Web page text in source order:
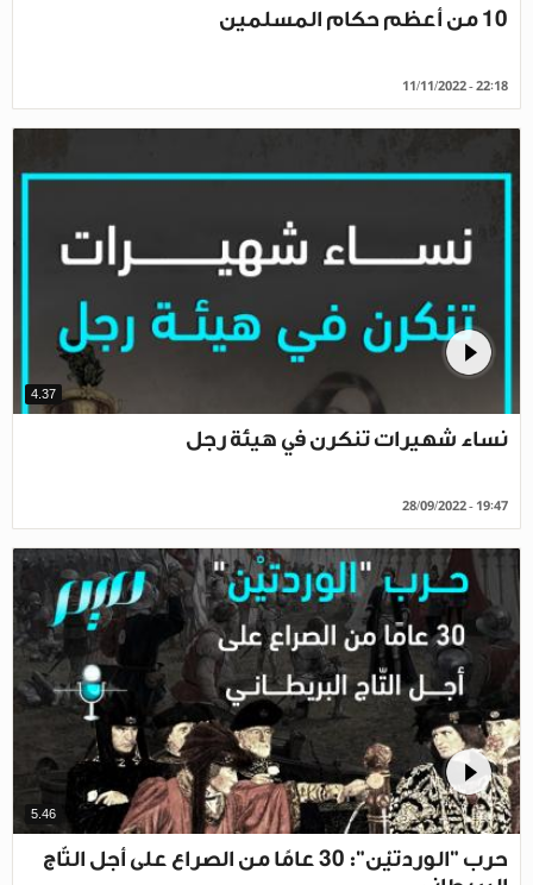
10 من أعظم حكام المسلمين
11/11/2022 - 22:18
4.37
نساء شهيرات تنكرن في هيئة رجل
28/09/2022 - 19:47
5.46
حرب "الوردتيْن": 30 عامًا من الصراع على أجل التّاج